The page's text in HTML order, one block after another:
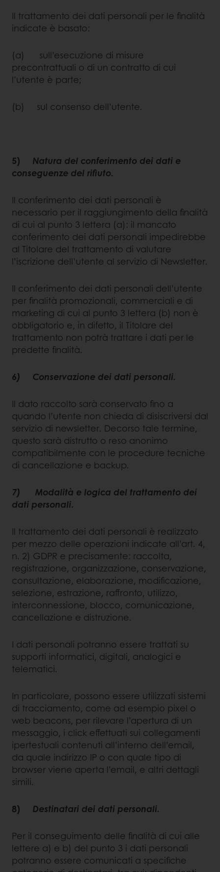
Il trattamento dei dati personali per le finalità
indicate è basato:
(a) sull’esecuzione di misure
precontrattuali o di un contratto di cui
l’utente è parte;
(b) sul consenso dell’utente.
5) Natura del conferimento dei dati e
conseguenze del rifiuto.
Il conferimento dei dati personali è
necessario per il raggiungimento della finalità
di cui al punto 3 lettera (a): il mancato
conferimento dei dati personali impedirebbe
al Titolare del trattamento di valutare
l’iscrizione dell’utente al servizio di Newsletter.
Il conferimento dei dati personali dell’utente
per finalità promozionali, commerciali e di
marketing di cui al punto 3 lettera (b) non è
obbligatorio e, in difetto, il Titolare del
trattamento non potrà trattare i dati per le
predette finalità.
6) Conservazione dei dati personali.
Il dato raccolto sarà conservato fino a
quando l’utente non chieda di disiscriversi dal
servizio di newsletter. Decorso tale termine,
questo sarà distrutto o reso anonimo
compatibilmente con le procedure tecniche
di cancellazione e backup.
7) Modalità e logica del trattamento dei
dati personali.
Il trattamento dei dati personali è realizzato
per mezzo delle operazioni indicate all’art. 4,
n. 2) GDPR e precisamente: raccolta,
registrazione, organizzazione, conservazione,
consultazione, elaborazione, modificazione,
selezione, estrazione, raffronto, utilizzo,
interconnessione, blocco, comunicazione,
cancellazione e distruzione.
I dati personali potranno essere trattati su
supporti informatici, digitali, analogici e
telematici.
In particolare, possono essere utilizzati sistemi
di tracciamento, come ad esempio pixel o
web beacons, per rilevare l’apertura di un
messaggio, i click effettuati sui collegamenti
ipertestuali contenuti all’interno dell’email,
da quale indirizzo IP o con quale tipo di
browser viene aperta l’email, e altri dettagli
simili.
8) Destinatari dei dati personali.
Per il conseguimento delle finalità di cui alle
lettere a) e b) del punto 3 i dati personali
potranno essere comunicati a specifiche